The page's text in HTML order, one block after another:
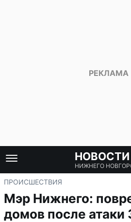
НОВОСТИ
НИЖНЕГО
ПРОИСШЕСТВИЯ
Мэр Нижнего:
домов после